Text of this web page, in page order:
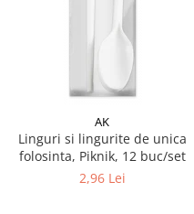
Lemn/ parchet/ laminat
Piatra naturala/ placi ceramice
Detergenti textile
Balsam de rufe
Aditivi spalare
Detergent de rufe
Indepartare pete
Set mop + galeata
Perie de tavan
Raclete
Raclete geam
Raclete pardoseala
AK
Linguri si lingurite de unica
folosinta, Piknik, 12 buc/set
2,96 Lei